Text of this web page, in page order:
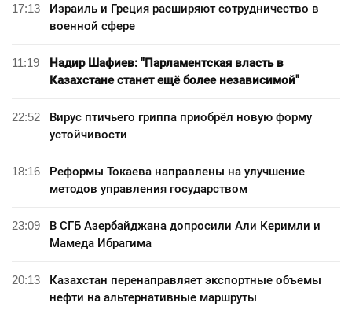
17:13
Израиль и Греция расширяют сотрудничество в
военной сфере
11:19
Надир Шафиев: "Парламентская власть в
Казахстане станет ещё более независимой"
22:52
Вирус птичьего гриппа приобрёл новую форму
устойчивости
18:16
Реформы Токаева направлены на улучшение
методов управления государством
23:09
В СГБ Азербайджана допросили Али Керимли и
Мамеда Ибрагима
20:13
Казахстан перенаправляет экспортные объемы
нефти на альтернативные маршруты